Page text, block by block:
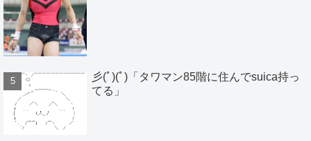
彡(ﾟ)(ﾟ)「タワマン85階に住んでsuica持っ
てる」